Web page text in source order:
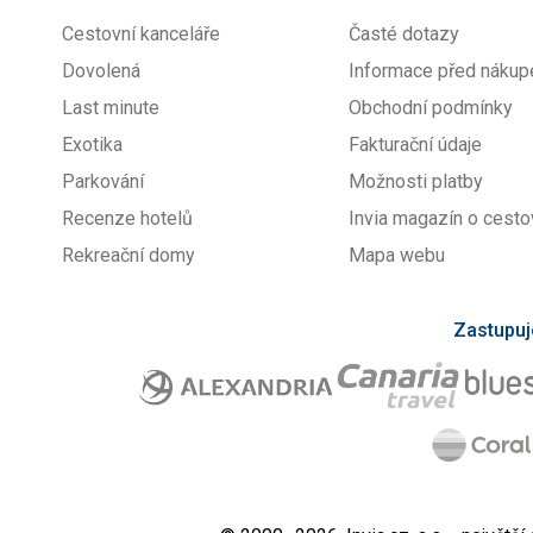
Cestovní kanceláře
Dovolená
Last minute
Exotika
Parkování
Recenze hotelů
Rekreační domy
Časté dotazy
Informace před
Obchodní podmínky
Fakturační údaje
Možnosti platby
Invia magazín o
Mapa webu